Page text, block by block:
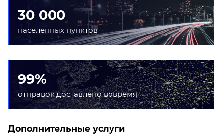
30 000
населенных пунктов
99%
отправок доставлено вовремя
Дополнительные услуги